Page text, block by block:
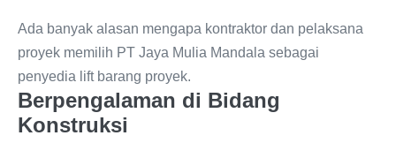
Ada banyak alasan mengapa kontraktor dan pelaksana
proyek memilih PT Jaya Mulia Mandala sebagai
penyedia lift barang proyek.
Berpengalaman di Bidang
Konstruksi